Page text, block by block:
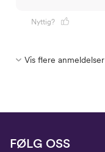
Nyttig?
Vis flere anmeldelser
FØLG OSS